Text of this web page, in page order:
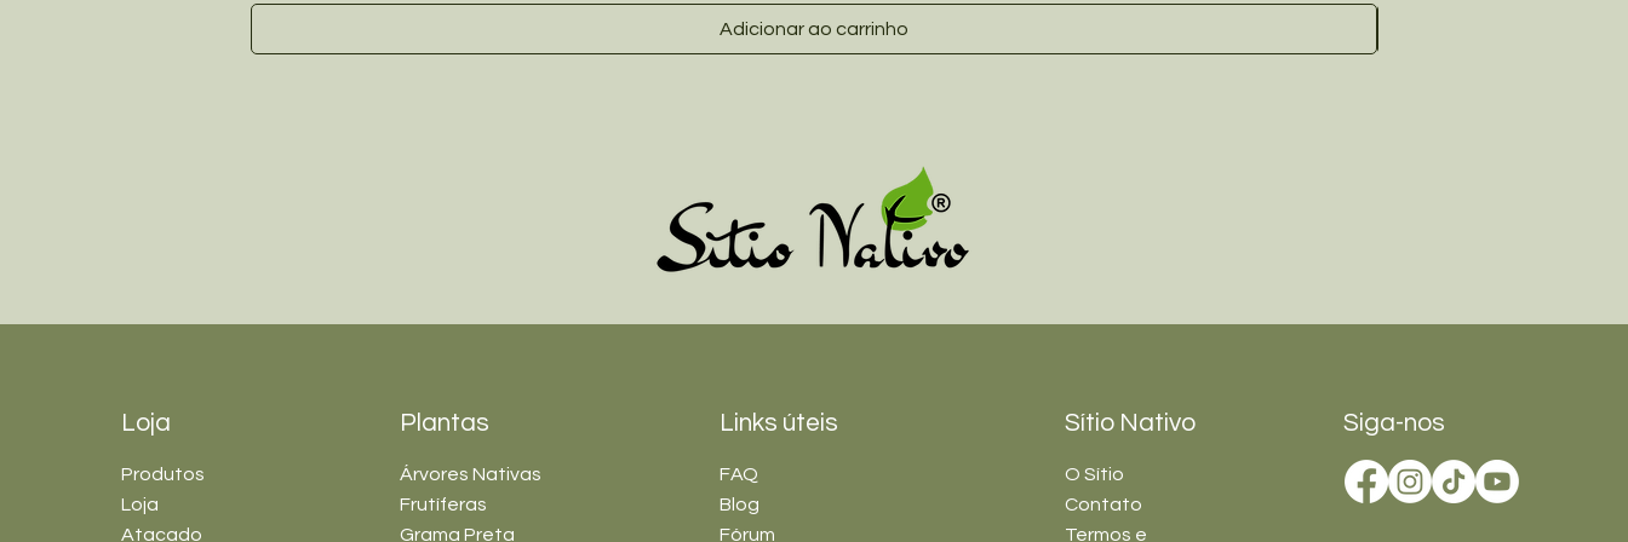
Adicionar ao carrinho
Loja
Produtos
Loja
Atacado
Plantas
Árvores Nativas
Frutíferas
Grama Preta
Links úteis
FAQ
Blog
Fórum
Sítio Nativo
O Sítio
Contato
Termos e
Siga-nos